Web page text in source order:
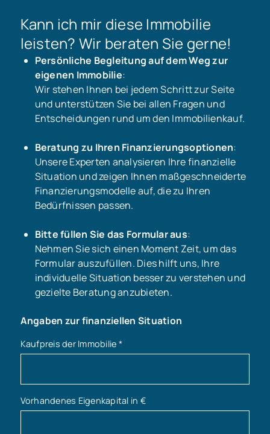
Kann ich mir diese Immobilie
leisten? Wir beraten Sie gerne!
Persönliche Begleitung auf dem Weg zur
eigenen Immobilie:
Wir stehen Ihnen bei jedem Schritt zur Seite
und unterstützen Sie bei allen Fragen und
Entscheidungen rund um den Immobilienkauf.
Beratung zu Ihren Finanzierungsoptionen:
Unsere Experten analysieren Ihre finanzielle
Situation und zeigen Ihnen maßgeschneiderte
Finanzierungsmodelle auf, die zu Ihren
Bedürfnissen passen.
Bitte füllen Sie das Formular aus:
Nehmen Sie sich einen Moment Zeit, um das
Formular auszufüllen. Dies hilft uns, Ihre
individuelle Situation besser zu verstehen und
gezielte Beratung anzubieten.
Angaben zur finanziellen Situation
Kaufpreis der Immobilie *
Vorhandenes Eigenkapital in €